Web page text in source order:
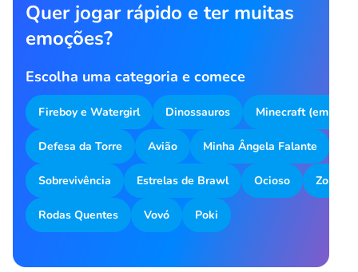
Quer jogar rápido e ter muitas
emoções?
Escolha uma categoria e comece
Fireboy e Watergirl Dinossauros Minecraft (em
Defesa da Torre Avião Minha Ângela Falante
Sobrevivência Estrelas de Brawl Ocioso
Rodas Quentes Vovó Poki